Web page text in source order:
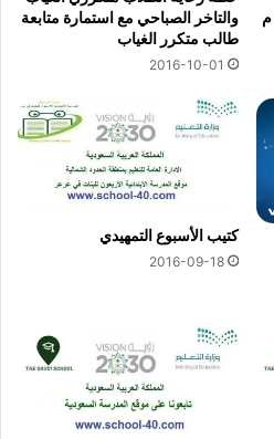
والتاخر الصباحي مع استمارة متابعة
طالب متكرر الغياب
2016-10-01
كتيب الأسبوع التمهيدي
2016-09-18